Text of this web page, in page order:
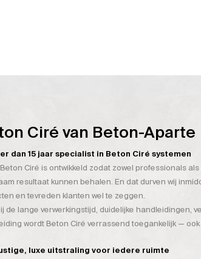
Ciré van Beton-Aparte
dan 15 jaar specialist in Beton Ciré systemen
Ciré is ontwikkeld zodat zowel professionals
resultaat kunnen behalen. En dat durven wij
en tevreden klanten wel te zeggen.
de lange verwerkingstijd, duidelijke handleidingen,
wordt Beton Ciré verrassend toegankelijk —
luxe uitstraling voor iedere ruimte